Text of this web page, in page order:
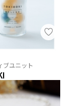
ブユニット